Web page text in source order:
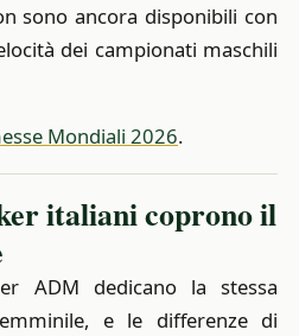
sono ancora disponibili con
dei campionati maschili
Mondiali 2026.
italiani coprono il
ADM dedicano la stessa
e le differenze di